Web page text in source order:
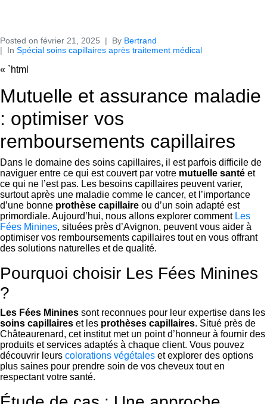
Posted on février 21, 2025 By Bertrand
In Spécial soins capillaires après traitement médical
« `html
Mutuelle et assurance maladie
: optimiser vos
remboursements capillaires
Dans le domaine des soins capillaires, il est parfois difficile de
naviguer entre ce qui est couvert par votre mutuelle santé et
ce qui ne l’est pas. Les besoins capillaires peuvent varier,
surtout après une maladie comme le cancer, et l’importance
d’une bonne prothèse capillaire ou d’un soin adapté est
primordiale. Aujourd’hui, nous allons explorer comment Les
Fées Minines, situées près d’Avignon, peuvent vous aider à
optimiser vos remboursements capillaires tout en vous offrant
des solutions naturelles et de qualité.
Pourquoi choisir Les Fées Minines
?
Les Fées Minines sont reconnues pour leur expertise dans les
soins capillaires et les prothèses capillaires. Situé près de
Châteaurenard, cet institut met un point d’honneur à fournir des
produits et services adaptés à chaque client. Vous pouvez
découvrir leurs colorations végétales et explorer des options
plus saines pour prendre soin de vos cheveux tout en
respectant votre santé.